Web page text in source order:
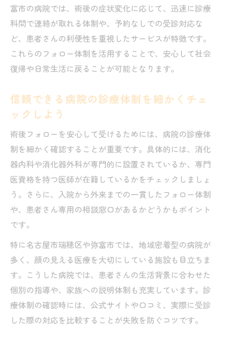
富市の病院では、術後の症状変化に応じて、迅速に診療
科間で連絡が取れる体制や、予約なしでの受診対応な
ど、患者さんの利便性を重視したサービスが特徴です。
これらのフォロー体制を活用することで、安心して社会
復帰や日常生活に戻ることが可能となります。
信頼できる病院の診療体制を細かくチェ
ックしよう
術後フォローを安心して受けるためには、病院の診療体
制を細かく確認することが重要です。具体的には、消化
器内科や消化器外科が専門的に設置されているか、専門
医資格を持つ医師が在籍しているかをチェックしましょ
う。さらに、入院から外来までの一貫したフォロー体制
や、患者さん専用の相談窓口があるかどうかもポイント
です。
特に名古屋市瑞穂区や弥富市では、地域密着型の病院が
多く、顔の見える医療を大切にしている施設も目立ちま
す。こうした病院では、患者さんの生活背景に合わせた
個別の指導や、家族への説明体制も充実しています。診
療体制の確認時には、公式サイトや口コミ、実際に受診
した際の対応を比較することが失敗を防ぐコツです。